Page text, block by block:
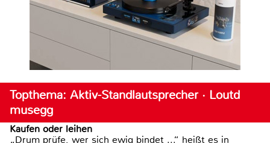
Topthema: Aktiv-Standlautsprecher · Loutd
musegg
Kaufen oder leihen
„Drum prüfe, wer sich ewig bindet ...“ heißt es in